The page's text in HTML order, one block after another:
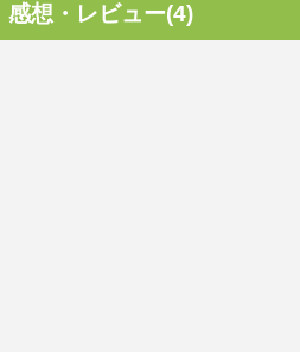
感想・レビュー(4)